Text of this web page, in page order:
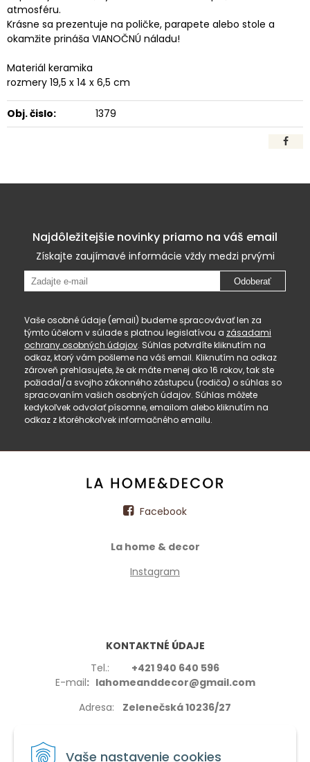
Vaše nastavenie cookies
atmosféru.
Krásne sa prezentuje na poličke, parapete alebo stole a
okamžite prináša VIANOČNÚ náladu!
Materiál keramika
rozmery 19,5 x 14 x 6,5 cm
Obj. čislo: 1379
Najdôležitejšie novinky priamo na váš email
Získajte zaujímavé informácie vždy medzi prvými
Odoberať
Vaše osobné údaje (email) budeme spracovávať len za
týmto účelom v súlade s platnou legislatívou a zásadami
ochrany osobných údajov. Súhlas potvrdíte kliknutím na
odkaz, ktorý vám pošleme na váš email. Kliknutím na odkaz
zároveň prehlasujete, že ak máte menej ako 16 rokov, tak ste
požiadal/a svojho zákonného zástupcu (rodiča) o súhlas so
spracovaním vašich osobných údajov. Súhlas môžete
kedykoľvek odvolať písomne, emailom alebo kliknutím na
odkaz z ktoréhokoľvek informačného emailu.
Facebook
La home & decor
Instagram
KONTAKTNÉ ÚDAJE
Tel.: +421 940 640 596
E-mail: lahomeanddecor@gmail.com
Adresa: Zelenečská 10236/27